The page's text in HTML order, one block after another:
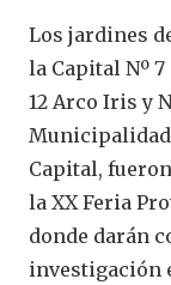
Los jardines
la Capital Nº
12 Arco Iris y
Capital,
la XX Feria
donde darán
investigación